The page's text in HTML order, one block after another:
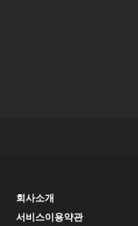
회사소개
서비스이용약관